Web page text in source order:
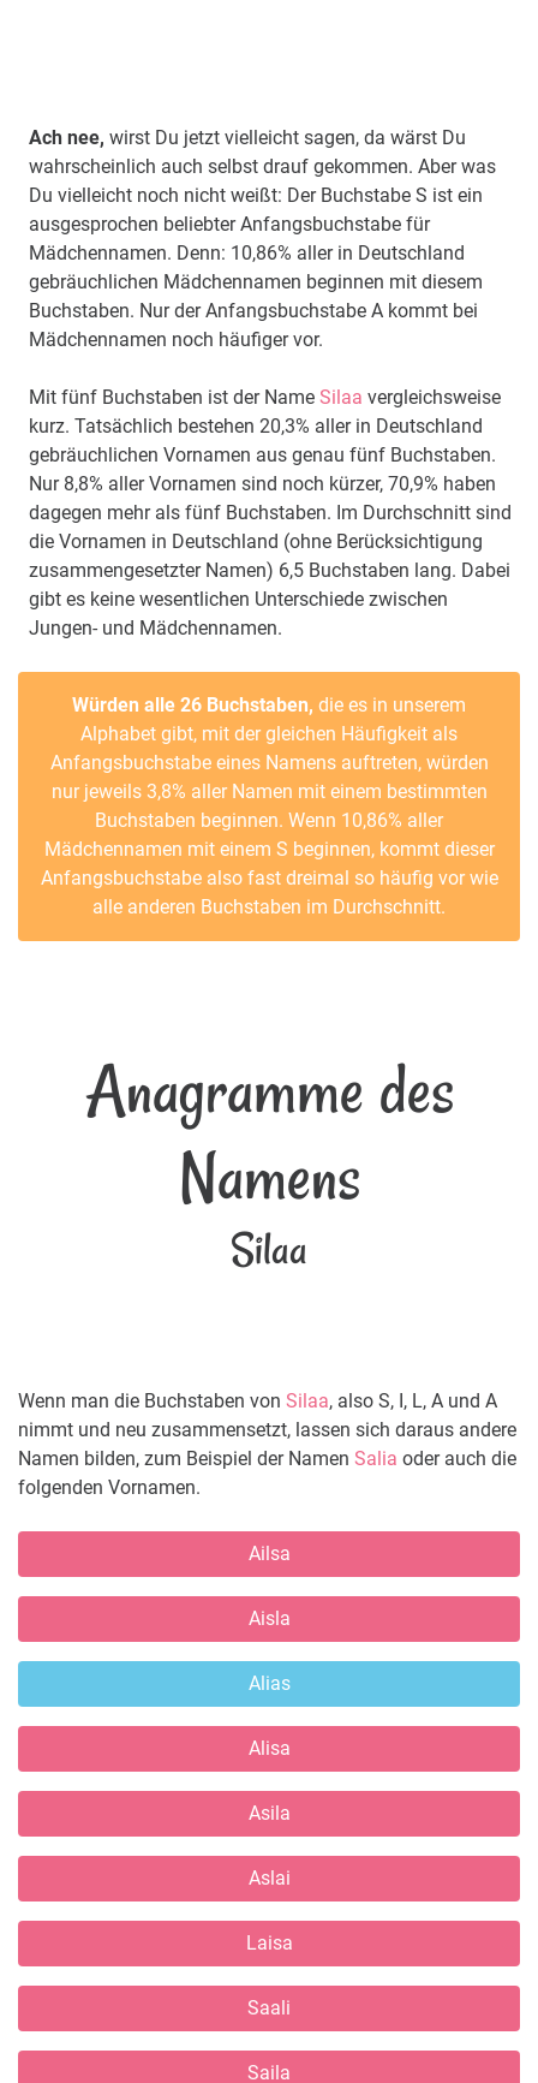
Ach nee, wirst Du jetzt vielleicht sagen, da wärst Du
wahrscheinlich auch selbst drauf gekommen. Aber was
Du vielleicht noch nicht weißt: Der Buchstabe S ist ein
ausgesprochen beliebter Anfangsbuchstabe für
Mädchennamen. Denn: 10,86% aller in Deutschland
gebräuchlichen Mädchennamen beginnen mit diesem
Buchstaben. Nur der Anfangsbuchstabe A kommt bei
Mädchennamen noch häufiger vor.
Mit fünf Buchstaben ist der Name Silaa vergleichsweise
kurz. Tatsächlich bestehen 20,3% aller in Deutschland
gebräuchlichen Vornamen aus genau fünf Buchstaben.
Nur 8,8% aller Vornamen sind noch kürzer, 70,9% haben
dagegen mehr als fünf Buchstaben. Im Durchschnitt sind
die Vornamen in Deutschland (ohne Berücksichtigung
zusammengesetzter Namen) 6,5 Buchstaben lang. Dabei
gibt es keine wesentlichen Unterschiede zwischen
Jungen- und Mädchennamen.
Würden alle 26 Buchstaben, die es in unserem
Alphabet gibt, mit der gleichen Häufigkeit als
Anfangsbuchstabe eines Namens auftreten, würden
nur jeweils 3,8% aller Namen mit einem bestimmten
Buchstaben beginnen. Wenn 10,86% aller
Mädchennamen mit einem S beginnen, kommt dieser
Anfangsbuchstabe also fast dreimal so häufig vor wie
alle anderen Buchstaben im Durchschnitt.
Anagramme des
Namens
Silaa
Wenn man die Buchstaben von Silaa, also S, I, L, A und A
nimmt und neu zusammensetzt, lassen sich daraus andere
Namen bilden, zum Beispiel der Namen Salia oder auch die
folgenden Vornamen.
Ailsa
Aisla
Alias
Alisa
Asila
Aslai
Laisa
Saali
Saila